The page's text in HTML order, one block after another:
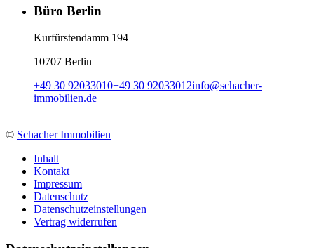
Büro Berlin
Kurfürstendamm 194
10707 Berlin
+49 30 92033010+49 30 92033012info@schacher-
immobilien.de
© Schacher Immobilien
Inhalt
Kontakt
Impressum
Datenschutz
Datenschutzeinstellungen
Vertrag widerrufen